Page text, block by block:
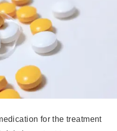
for the treatment